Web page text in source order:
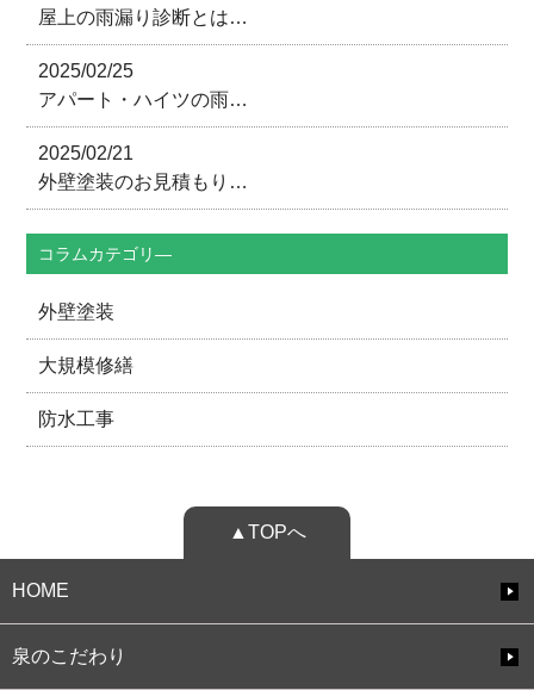
屋上の雨漏り診断とは…
2025/02/25
アパート・ハイツの雨…
2025/02/21
外壁塗装のお見積もり…
コラムカテゴリ―
外壁塗装
大規模修繕
防水工事
▲TOPへ
HOME
泉のこだわり